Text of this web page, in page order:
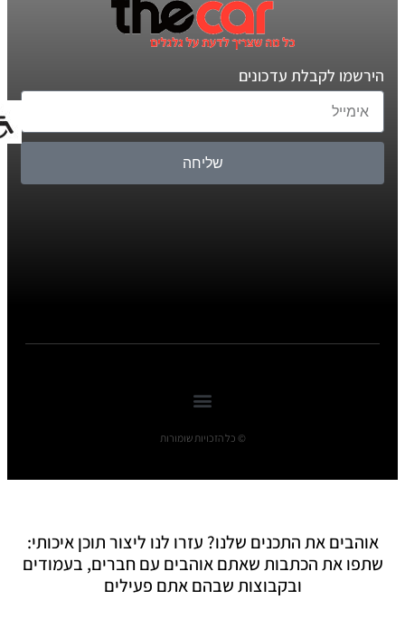
הירשמו לקבלת עדכונים
שליחה
© כל הזכויות שומורות
אוהבים את התכנים שלנו? עזרו לנו ליצור תוכן איכותי:
שתפו את הכתבות שאתם אוהבים עם חברים, בעמודים
ובקבוצות שבהם אתם פעילים